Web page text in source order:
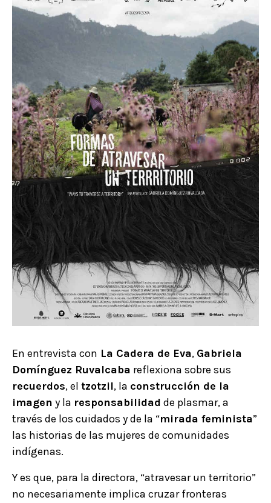
En entrevista con La Cadera de Eva, Gabriela
Domínguez Ruvalcaba reflexiona sobre sus
recuerdos, el tzotzil, la construcción de la
imagen y la responsabilidad de plasmar, a
través de los cuidados y de la “mirada feminista”
las historias de las mujeres de comunidades
indígenas.
Y es que, para la directora, “atravesar un territorio”
no necesariamente implica cruzar fronteras